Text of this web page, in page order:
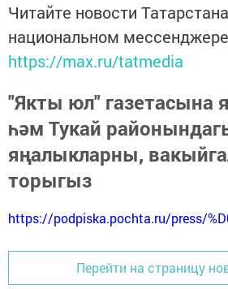
Читайте новости
национальном
https://max.ru/tatmedia
"Якты юл" газетасына
һәм Тукай
яңалыкларны,
торыгыз
https://podpiska.pochta.ru/press/
Перейти на страницу